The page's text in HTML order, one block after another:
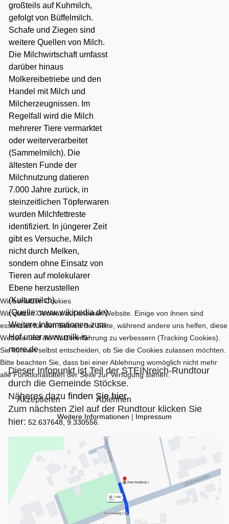
großteils auf Kuhmilch,
gefolgt von Büffelmilch.
Schafe und Ziegen sind
weitere Quellen von Milch.
Die Milchwirtschaft umfasst
darüber hinaus
Molkereibetriebe und den
Handel mit Milch und
Milcherzeugnissen. Im
Regelfall wird die Milch
mehrerer Tiere vermarktet
oder weiterverarbeitet
(Sammelmilch). Die
ältesten Funde der
Milchnutzung datieren
7.000 Jahre zurück, in
steinzeitlichen Töpferwaren
wurden Milchfettreste
identifiziert. In jüngerer Zeit
gibt es Versuche, Milch
nicht durch Melken,
sondern ohne Einsatz von
Tieren auf molekularer
Ebene herzustellen
(Kulturmilch).
(Quelle: www.wikipedia.de)
Weitere Informationen zum
Hof unterwww.milk-is-
more.de
Dieser Infopunkt ist Teil der STEINreich-Rundtour
durch die Gemeinde Stöckse.
Näheres dazufinden Sie hier.
Zum nächsten Ziel auf der Rundtour klicken Sie
hier: 52.637648, 9.330556.
Wir benutzen Cookies
Wir nutzen Cookies auf unserer Website. Einige von ihnen sind
essenziell für den Betrieb der Seite, während andere uns helfen, diese
Website und die Nutzererfahrung zu verbessern (Tracking Cookies).
Sie können selbst entscheiden, ob Sie die Cookies zulassen möchten.
Bitte beachten Sie, dass bei einer Ablehnung womöglich nicht mehr
alle Funktionalitäten der Seite zur Verfügung stehen.
Akzeptieren Ablehnen
Weitere Informationen | Impressum